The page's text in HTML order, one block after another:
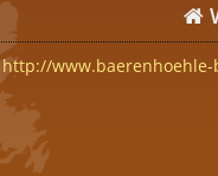
http://